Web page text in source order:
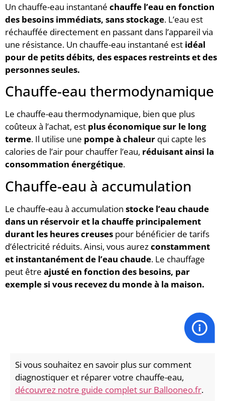
Un chauffe-eau instantané chauffe l’eau en fonction
des besoins immédiats, sans stockage. L’eau est
réchauffée directement en passant dans l’appareil via
une résistance. Un chauffe-eau instantané est idéal
pour de petits débits, des espaces restreints et des
personnes seules.
Chauffe-eau thermodynamique
Le chauffe-eau thermodynamique, bien que plus
coûteux à l’achat, est plus économique sur le long
terme. Il utilise une pompe à chaleur qui capte les
calories de l’air pour chauffer l’eau, réduisant ainsi la
consommation énergétique.
Chauffe-eau à accumulation
Le chauffe-eau à accumulation stocke l’eau chaude
dans un réservoir et la chauffe principalement
durant les heures creuses pour bénéficier de tarifs
d’électricité réduits. Ainsi, vous aurezconstamment
et instantanément de l’eau chaude. Le chauffage
peut être ajusté en fonction des besoins, par
exemple si vous recevez du monde à la maison.
Si vous souhaitez en savoir plus sur comment
diagnostiquer et réparer votre chauffe-eau,
découvrez notre guide complet sur Ballooneo.fr.